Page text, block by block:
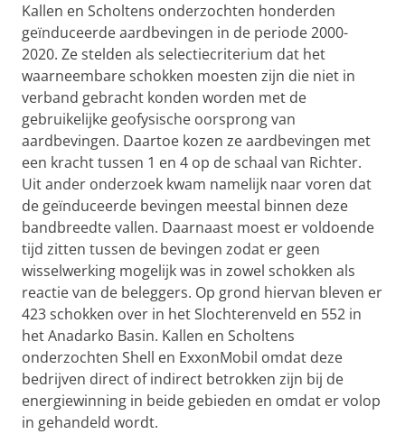
Kallen en Scholtens onderzochten honderden
geïnduceerde aardbevingen in de periode 2000-
2020. Ze stelden als selectiecriterium dat het
waarneembare schokken moesten zijn die niet in
verband gebracht konden worden met de
gebruikelijke geofysische oorsprong van
aardbevingen. Daartoe kozen ze aardbevingen met
een kracht tussen 1 en 4 op de schaal van Richter.
Uit ander onderzoek kwam namelijk naar voren dat
de geïnduceerde bevingen meestal binnen deze
bandbreedte vallen. Daarnaast moest er voldoende
tijd zitten tussen de bevingen zodat er geen
wisselwerking mogelijk was in zowel schokken als
reactie van de beleggers. Op grond hiervan bleven er
423 schokken over in het Slochterenveld en 552 in
het Anadarko Basin. Kallen en Scholtens
onderzochten Shell en ExxonMobil omdat deze
bedrijven direct of indirect betrokken zijn bij de
energiewinning in beide gebieden en omdat er volop
in gehandeld wordt.